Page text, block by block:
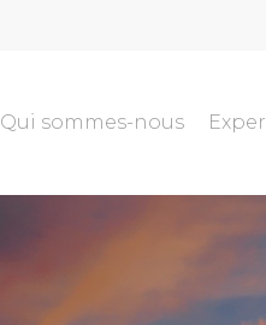
Qui sommes-nous